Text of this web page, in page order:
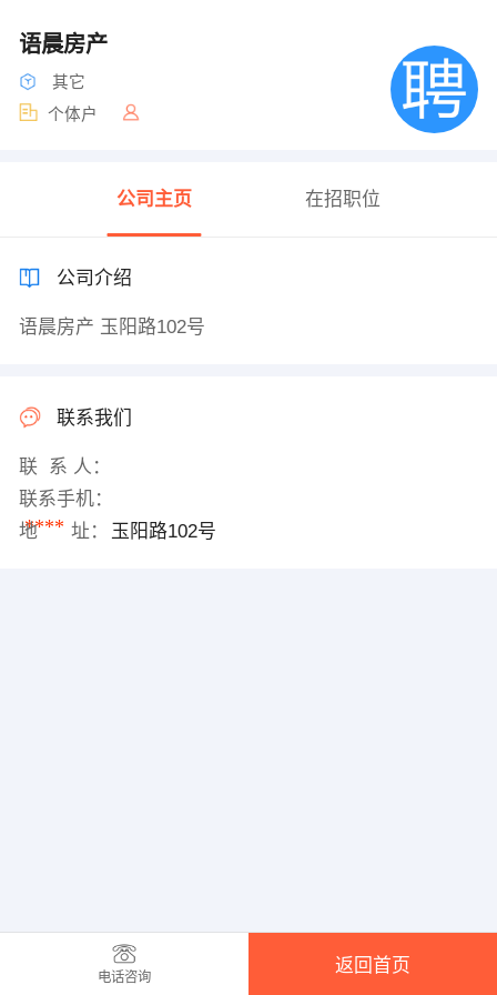
语晨房产
其它
个体户
公司主页 在招职位
公司介绍
语晨房产 玉阳路102号
联系我们
联 系 人：
联系手机：
****
地 址： 玉阳路102号
电话咨询
返回首页